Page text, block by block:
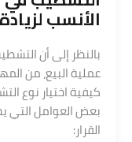
الأنسب
بالنظر إلى أن
عملية البيع، من
كيفية اختيار نوع
بعض العوامل التي
القرار: